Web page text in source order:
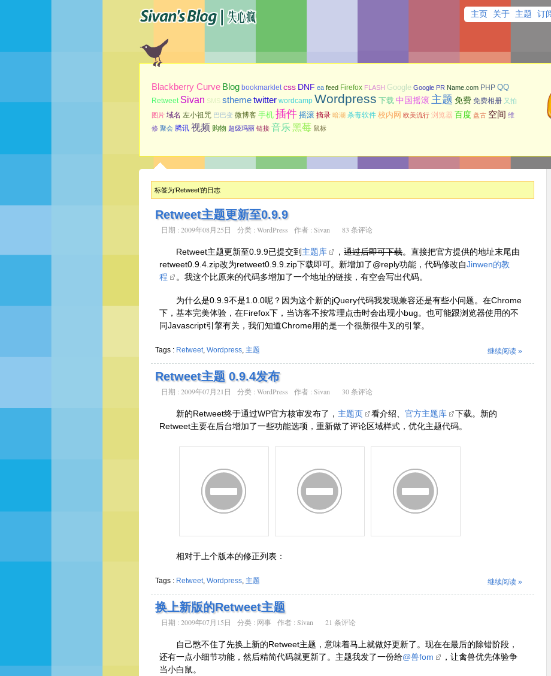
主页 关于 主题 订
Blackberry Curve Blog bookmarklet css DNF ea feed Firefox FLASH Google Google PR Name.com PHP QQ
Retweet Sivan SMS sthemetwitter wordcamp Wordpress 下载 中国摇滚 主题 免费 免费相册 又拍
图片 域名 左小祖咒 巴巴变 微博客 手机 插件 摇滚 摘录 暗潮 杀毒软件 校内网 欧美流行 浏览器 百度 盘古 空间 维
修 聚会 腾讯 视频 购物 超级玛丽 链接 音乐黑莓 鼠标
标签为‘Retweet’的日志
Retweet主题更新至0.9.9
日期 : 2009年08月25日 分类 : WordPress 作者 : Sivan 83 条评论
Retweet主题更新至0.9.9已提交到 主题库 ， 通过后即可下载。直接把官方提供的地址末尾由
retweet0.9.4.zip改为retweet0.9.9.zip下载即可。新增加了@reply功能，代码修改自Jinwen的教
程
。我这个比原来的代码多增加了一个地址的链接，有空会写出代码。
为什么是0.9.9不是1.0.0呢？因为这个新的jQuery代码我发现兼容还是有些小问题。在Chrome
下，基本完美体验，在Firefox下，当访客不按常理点击时会出现小bug。也可能跟浏览器使用的不
同Javascript引擎有关，我们知道Chrome用的是一个很新很牛叉的引擎。
继续阅读 »
Tags : Retweet, Wordpress, 主题
Retweet主题 0.9.4发布
日期 : 2009年07月21日 分类 : WordPress 作者 : Sivan 30 条评论
新的Retweet终于通过WP官方核审发布了， 主题页 看介绍、 官方主题库
下载。新的
Retweet主要在后台增加了一些功能选项，重新做了评论区域样式，优化主题代码。
相对于上个版本的修正列表：
继续阅读 »
Tags : Retweet, Wordpress, 主题
换上新版的Retweet主题
日期 : 2009年07月15日 分类 : 网事 作者 : Sivan 21 条评论
自己憋不住了先换上新的Retweet主题，意味着马上就做好更新了。现在在最后的除错阶段，
还有一点小细节功能，然后精简代码就更新了。主题我发了一份给@兽fom
，让禽兽优先体验争
当小白鼠。